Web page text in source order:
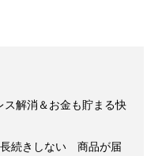
解消＆お金も貯まる快
続きしない 商品が届